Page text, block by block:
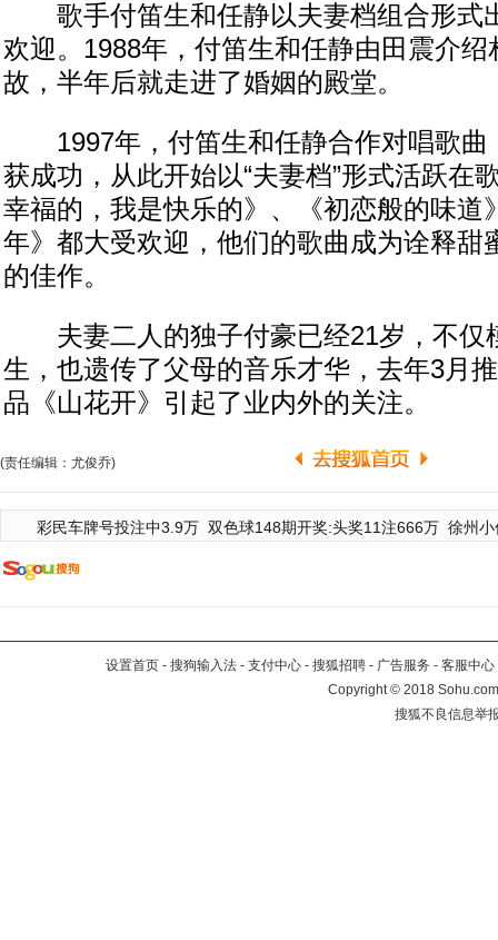
歌手付笛生和任静以夫妻档组合形式
欢迎。1988年，付笛生和任静由田震介
故，半年后就走进了婚姻的殿堂。
1997年，付笛生和任静合作对唱歌曲
获成功，从此开始以“夫妻档”形式活跃在
幸福的，我是快乐的》、《初恋般的味道
年》都大受欢迎，他们的歌曲成为诠释甜
的佳作。
夫妻二人的独子付豪已经21岁，不仅
生，也遗传了父母的音乐才华，去年3月
品《山花开》引起了业内外的关注。
(责任编辑：尤俊乔)
彩民车牌号投注中3.9万 双色球148期开奖:头奖11注666万 徐州
设置首页 - 搜狗输入法 - 支付中心 - 搜狐招聘 - 广告服务 - 客服中心
Copyright©2018
搜狐不良信息举